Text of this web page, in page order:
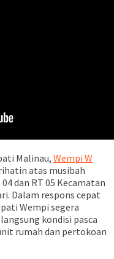
Malinau,Wempi W
atas musibah
dan RT 05 Kecamatan
Dalam respons cepat
Wempi segera
kondisi pasca
rumah dan pertokoan